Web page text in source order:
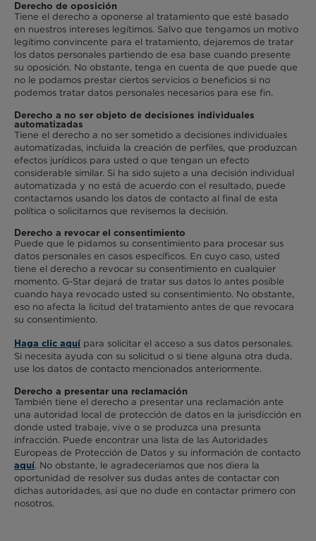
Derecho de oposición
Tiene el derecho a oponerse al tratamiento que esté basado
en nuestros intereses legítimos. Salvo que tengamos un motivo
legítimo convincente para el tratamiento, dejaremos de tratar
los datos personales partiendo de esa base cuando presente
su oposición. No obstante, tenga en cuenta de que puede que
no le podamos prestar ciertos servicios o beneficios si no
podemos tratar datos personales necesarios para ese fin.
Derecho a no ser objeto de decisiones individuales
automatizadas
Tiene el derecho a no ser sometido a decisiones individuales
automatizadas, incluida la creación de perfiles, que produzcan
efectos jurídicos para usted o que tengan un efecto
considerable similar. Si ha sido sujeto a una decisión individual
automatizada y no está de acuerdo con el resultado, puede
contactarnos usando los datos de contacto al final de esta
política o solicitarnos que revisemos la decisión.
Derecho a revocar el consentimiento
Puede que le pidamos su consentimiento para procesar sus
datos personales en casos específicos. En cuyo caso, usted
tiene el derecho a revocar su consentimiento en cualquier
momento. G-Star dejará de tratar sus datos lo antes posible
cuando haya revocado usted su consentimiento. No obstante,
eso no afecta la licitud del tratamiento antes de que revocara
su consentimiento.
Haga clic aquí para solicitar el acceso a sus datos personales.
Si necesita ayuda con su solicitud o si tiene alguna otra duda,
use los datos de contacto mencionados anteriormente.
Derecho a presentar una reclamación
También tiene el derecho a presentar una reclamación ante
una autoridad local de protección de datos en la jurisdicción en
donde usted trabaje, vive o se produzca una presunta
infracción. Puede encontrar una lista de las Autoridades
Europeas de Protección de Datos y su información de contacto
aquí. No obstante, le agradeceríamos que nos diera la
oportunidad de resolver sus dudas antes de contactar con
dichas autoridades, así que no dude en contactar primero con
nosotros.